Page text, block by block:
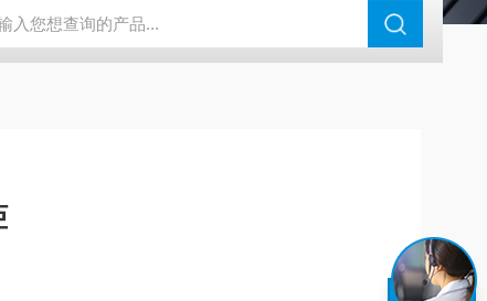
燥箱，烘箱控温范围300℃ DHG-9070B（70